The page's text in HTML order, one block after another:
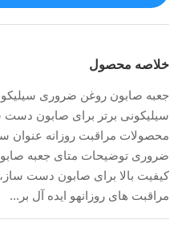
خلاصه محصول
جعبه صابون روغن ضروری
سیلیکونی برتر برای صابون
محصولات مراقبت روزانه عنوان
ضروری توضیحات متای جعبه
کیفیت بالا برای صابون دست
مراقبت های روزانهو ایده آل بر...